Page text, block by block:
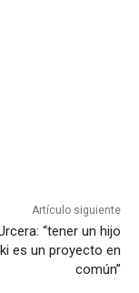
Artículo siguiente
“tener un hijo
es un proyecto en
común”